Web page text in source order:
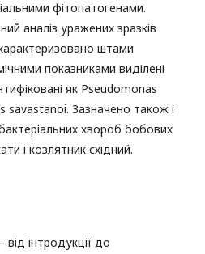
фітопатогенами.
аналіз уражених зразків
штами
показниками виділені
як Pseudomonas
savastanoi. Зазначено також і
хвороб бобових
і козлятник східний.
інтродукції до